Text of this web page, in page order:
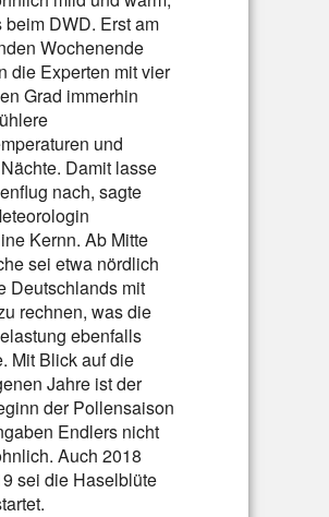
beim DWD. Erst am
Wochenende
die Experten mit vier
Grad immerhin
und
Damit lasse
nach, sagte
Kernn. Ab Mitte
sei etwa nördlich
Deutschlands mit
rechnen, was die
ebenfalls
Mit Blick auf die
Jahre ist der
der Pollensaison
Endlers nicht
Auch 2018
sei die Haselblüte